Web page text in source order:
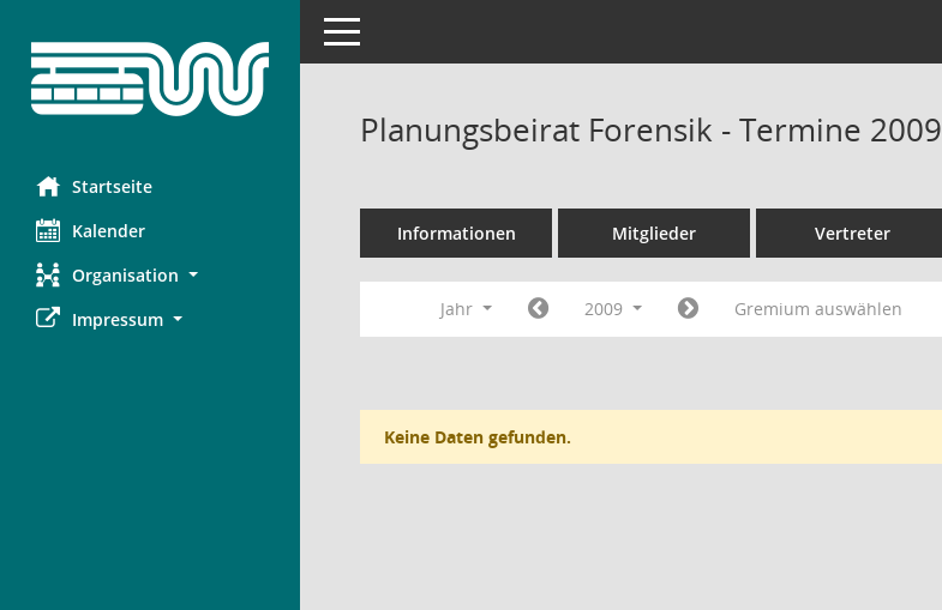
Startseite
Kalender
Organisation
Impressum
Toggle navigation
Planungsbeirat Forensik - Termine 2009
Informationen Mitglieder Vertreter
Jahr 2009 Gremium auswählen
Keine Daten gefunden.